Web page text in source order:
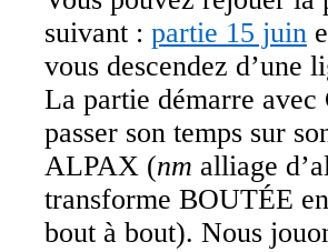
suivant : partie 15 juin
vous descendez d’une
La partie démarre
passer son temps sur
ALPAX (nm alliage
transforme BOUTÉE
bout à bout). Nous